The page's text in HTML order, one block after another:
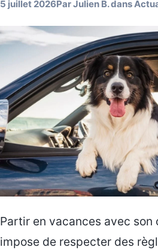
5 juillet 2026ParJulien B.dans
Partir en vacances avec son
impose de respecter des